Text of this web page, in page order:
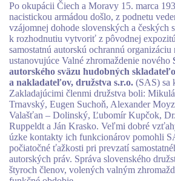
Po okupácii Čiech a Moravy 15. marca
nacistickou armádou došlo, z podnetu
vzájomnej dohode slovenských a českých
k rozhodnutiu vytvoriť z pôvodnej
samostatnú autorskú ochrannú
ustanovujúce Valné zhromaždenie nového
autorského sväzu hudobných
a nakladateľov, družstva s.r.o. (SAS) sa
Zakladajúcimi členmi družstva boli:
Trnavský, Eugen Suchoň, Alexander
Valašťan – Dolinský, Ľubomír Kupčok,
Ruppeldt a Ján Krasko. Veľmi dobré
úzke kontakty ich funkcionárov pomohli
počiatočné ťažkosti pri prevzatí
autorských práv. Správa slovenského
štyroch členov, volených valným